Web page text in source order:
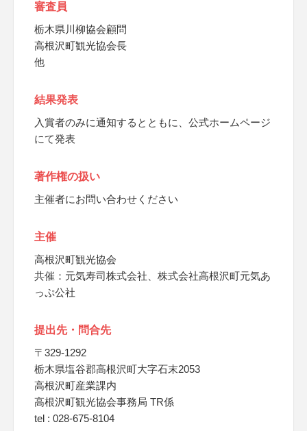
審査員
栃木県川柳協会顧問
高根沢町観光協会長
他
結果発表
入賞者のみに通知するとともに、公式ホームページ
にて発表
著作権の扱い
主催者にお問い合わせください
主催
高根沢町観光協会
共催：元気寿司株式会社、株式会社高根沢町元気あ
っぷ公社
提出先・問合先
〒329-1292
栃木県塩谷郡高根沢町大字石末2053
高根沢町産業課内
高根沢町観光協会事務局 TR係
tel : 028-675-8104